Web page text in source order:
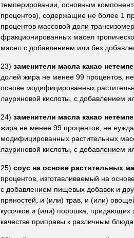
темперировании основным
процентов), содержащие не более 1
процентов массовой доли
фракционированных масел
масел с добавлением или без
23) заменители масла какао
долей жира не менее 99 процентов не
основе модифицированных
лауриновой кислоты с добавлением
24) заменители масла какао
жира не менее 99 процентов не
модифицированных растительных
лауриновой кислоты с добавлением
25) соус на основе растительных
процентов изготавливаемый на
с добавлением пищевых добавок и
пряностей
и (или) трав и (или)
кусочков и (или) порошка придающих
качестве приправы к различным